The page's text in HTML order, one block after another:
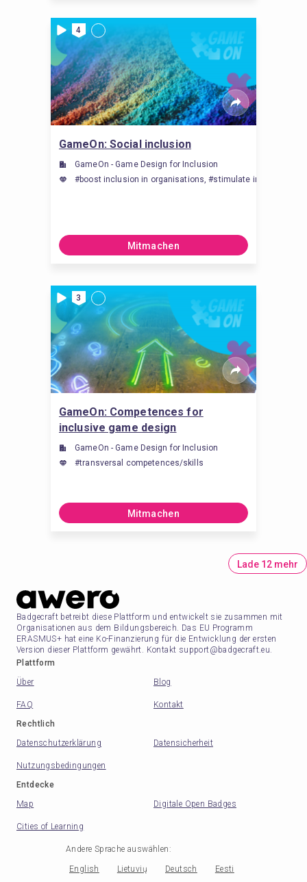
4
GameOn: Social inclusion
GameOn - Game Design for Inclusion
#boost inclusion in organisations, #stimulate inclusion in
Mitmachen
3
GameOn: Competences for
inclusive game design
GameOn - Game Design for Inclusion
#transversal competences/skills
Mitmachen
Lade 12 mehr
Badgecraft betreibt diese Plattform und entwickelt sie zusammen mit
Organisationen aus dem Bildungsbereich. Das EU Programm
ERASMUS+ hat eine Ko-Finanzierung für die Entwicklung der ersten
Version dieser Plattform gewährt. Kontakt support@badgecraft.eu.
Plattform
Über
Blog
FAQ
Kontakt
Rechtlich
Datenschutzerklärung
Datensicherheit
Nutzungsbedingungen
Entdecke
Map
Digitale Open Badges
Cities of Learning
Andere Sprache auswählen :
English Lietuvių Deutsch
Eesti